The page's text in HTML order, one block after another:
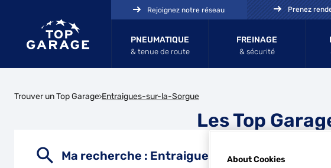
PNEUMATIQUE
& tenue de route
FREINAGE
& sécurité
Rejoignez notre réseau Prenez
Trouver un Top Garage Entraigues-sur-la-Sorgue
Les Top
Ma recherche : Entraigues-sur-la-Sorgue
About Cookies